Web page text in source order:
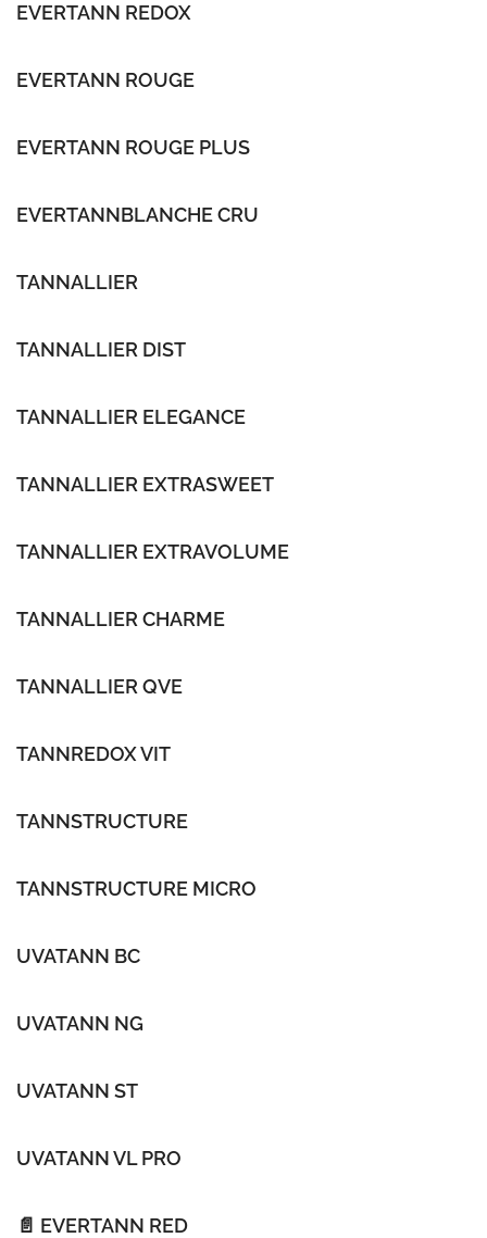
EVERTANN REDOX
EVERTANN ROUGE
EVERTANN ROUGE PLUS
EVERTANNBLANCHE CRU
TANNALLIER
TANNALLIER DIST
TANNALLIER ELEGANCE
TANNALLIER EXTRASWEET
TANNALLIER EXTRAVOLUME
TANNALLIER CHARME
TANNALLIER QVE
TANNREDOX VIT
TANNSTRUCTURE
TANNSTRUCTURE MICRO
UVATANN BC
UVATANN NG
UVATANN ST
UVATANN VL PRO
📄 EVERTANN RED